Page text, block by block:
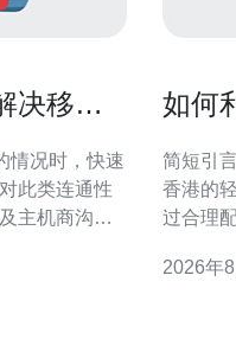
决移动
情况时，快速
此类连通性
主机商沟通
如何
简短引
香港的
过合理
与GEO优化。 选择合适的
2026年